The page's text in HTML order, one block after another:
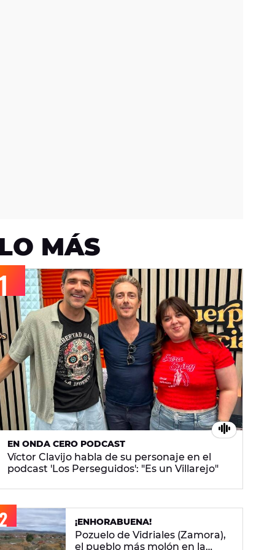
MÁS
EN ONDA CERO PODCAST
Víctor Clavijo habla de su personaje en el
podcast 'Los Perseguidos': "Es un Villarejo"
¡ENHORABUENA!
Pozuelo de Vidriales (Zamora),
el pueblo más molón en la